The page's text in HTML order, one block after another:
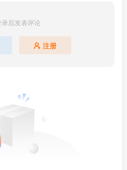
后发表评论
注册